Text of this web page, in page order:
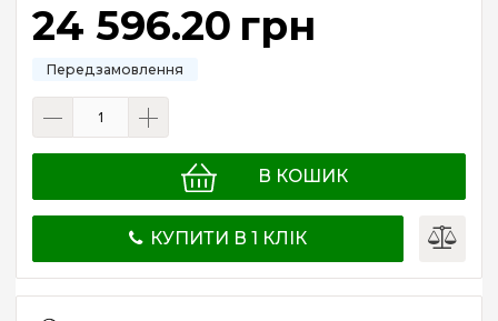
24 596.20 грн
В КОШИК
КУПИТИ В 1 КЛІК